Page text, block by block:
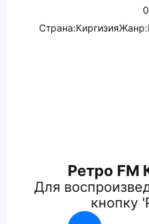
0
Страна:КиргизияЖанр:
Ретро FM
Для
кнопку